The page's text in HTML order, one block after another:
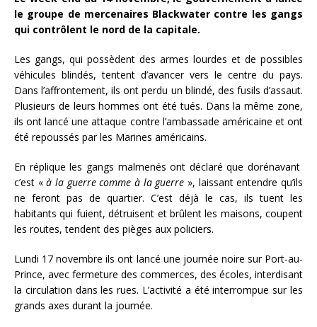
le groupe de mercenaires Blackwater contre les gangs
qui contrôlent le nord de la capitale.
Les gangs, qui possèdent des armes lourdes et de possibles
véhicules blindés, tentent d’avancer vers le centre du pays.
Dans l’affrontement, ils ont perdu un blindé, des fusils d’assaut.
Plusieurs de leurs hommes ont été tués. Dans la même zone,
ils ont lancé une attaque contre l’ambassade américaine et ont
été repoussés par les Marines américains.
En réplique les gangs malmenés ont déclaré que dorénavant
c’est «à la guerre comme à la guerre », laissant entendre qu’ils
ne feront pas de quartier. C’est déjà le cas, ils tuent les
habitants qui fuient, détruisent et brûlent les maisons, coupent
les routes, tendent des pièges aux policiers.
Lundi 17 novembre ils ont lancé une journée noire sur Port-au-
Prince, avec fermeture des commerces, des écoles, interdisant
la circulation dans les rues. L’activité a été interrompue sur les
grands axes durant la journée.